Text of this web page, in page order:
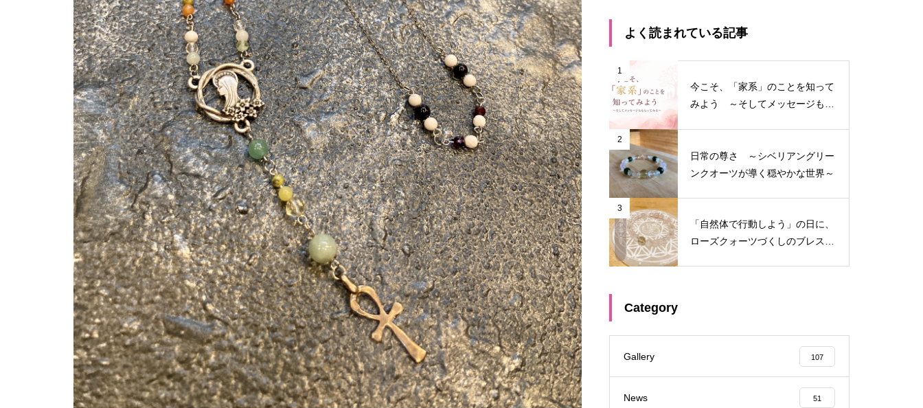
よく読まれている記事
1
今こそ、「家系」のことを知って
みよう ～そしてメッセージもも
2
日常の尊さ ～シベリアングリー
ンクオーツが導く穏やかな世界～
3
「自然体で行動しよう」の日に、
ローズクォーツづくしのブレスを
Category
Gallery 107
News 51